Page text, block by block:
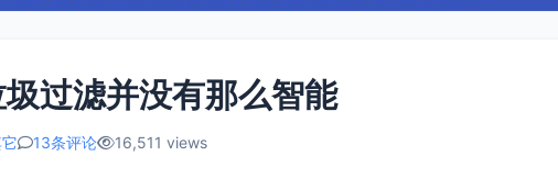
过滤并没有那么智能
13条评论 16,511 views